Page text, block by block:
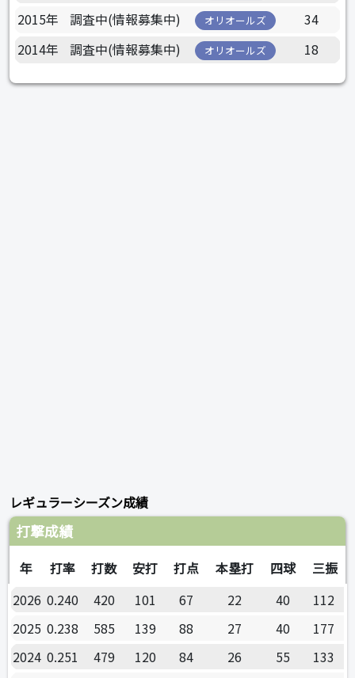
2015年
調査中(情報募集中) オリオールズ
34
2014年
調査中(情報募集中) オリオールズ 18
レギュラーシーズン成績
打撃成績
年 打率 打数 安打 打点 本塁打 四球
三振
2026 0.240 420 101 67 22 40
112
2025 0.238 585 139 88 27 40
177
2024 0.251 479 120 84 26 55
133